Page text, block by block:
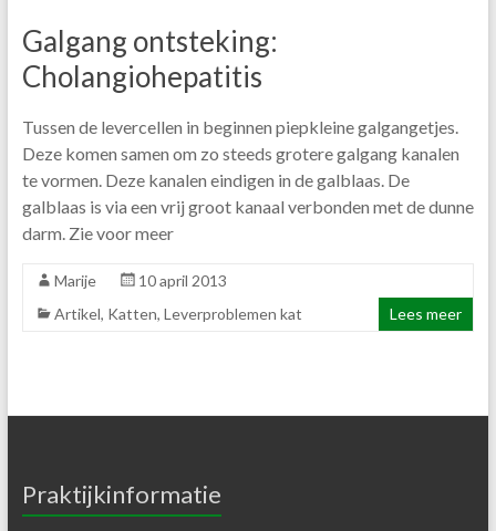
Galgang ontsteking:
Cholangiohepatitis
Tussen de levercellen in beginnen piepkleine galgangetjes.
Deze komen samen om zo steeds grotere galgang kanalen
te vormen. Deze kanalen eindigen in de galblaas. De
galblaas is via een vrij groot kanaal verbonden met de dunne
darm. Zie voor meer
Marije
10 april 2013
Artikel, Katten, Leverproblemen kat Lees meer
Praktijkinformatie